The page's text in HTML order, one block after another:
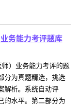
务能力考评题库
）业务能力考评的题
分为真题精选，挑选
解析。系统自动评
的水平。第二部分为